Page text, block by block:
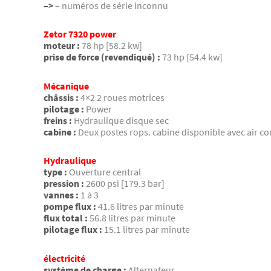
–>– numéros de série inconnu
Zetor 7320 power
moteur : 78 hp [58.2 kw]
prise de force (revendiqué) : 73 hp [54.4 kw]
Mécanique
châssis : 4×2 2 roues motrices
pilotage : Power
freins : Hydraulique disque sec
cabine : Deux postes rops. cabine disponible avec air
Hydraulique
type : Ouverture central
pression : 2600 psi [179.3 bar]
vannes : 1 à 3
pompe flux : 41.6 litres par minute
flux total : 56.8 litres par minute
pilotage flux : 15.1 litres par minute
électricité